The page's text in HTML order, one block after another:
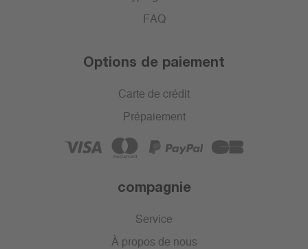
FAQ
Options de paiement
Carte de crédit
Prépaiement
compagnie
Service
À propos de nous